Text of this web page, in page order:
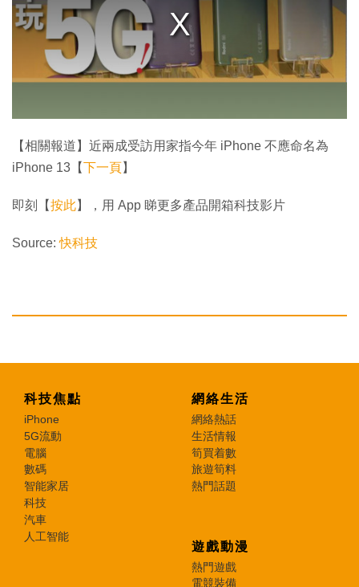
d
a
w
.
【相關報道】近兩成受訪用家指今年 iPhone 不應命名為
iPhone 13【下一頁】
即刻【按此】，用 App 睇更多產品開箱科技影片
Source:快科技
科技焦點
iPhone
5G流動
電腦
數碼
智能家居
科技
汽車
人工智能
網絡生活
網絡熱話
生活情報
筍買着數
旅遊筍料
熱門話題
遊戲動漫
熱門遊戲
電競裝備